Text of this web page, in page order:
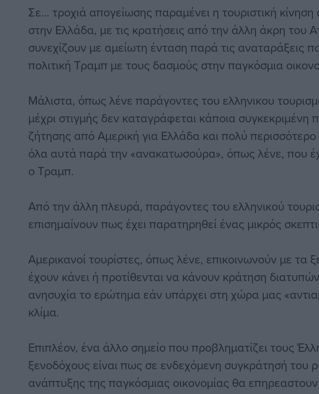
Σε… τροχιά απογείωσης παραμένει η τουριστική
στην Ελλάδα, με τις κρατήσεις από την άλλη άκρη του
συνεχίζουν με αμείωτη ένταση παρά τις αναταράξεις
πολιτική Τραμπ με τους δασμούς στην παγκόσμια
Μάλιστα, όπως λένε παράγοντες του ελληνικου
μέχρι στιγμής δεν καταγράφεται κάποια συγκεκριμένη
ζήτησης από Αμερική για Ελλάδα και πολύ
όλα αυτά παρά την «ανακατωσούρα», όπως λένε, που
ο Τραμπ.
Από την άλλη πλευρά, παράγοντες του ελληνικού
επισημαίνουν πως έχει παρατηρηθεί ένας μικρός
Αμερικανοί τουρίστες, όπως λένε, επικοινωνούν με τα
έχουν κάνει ή προτίθενται να κάνουν κράτηση
ανησυχία το ερώτημα εάν υπάρχει στη χώρα μας
κλίμα.
Επιπλέον, ένα άλλο σημείο που προβληματίζει τους
ξενοδόχους είναι πως σε ενδεχόμενη συγκράτησή του
ανάπτυξης της παγκόσμιας οικονομίας θα επηρεαστουν